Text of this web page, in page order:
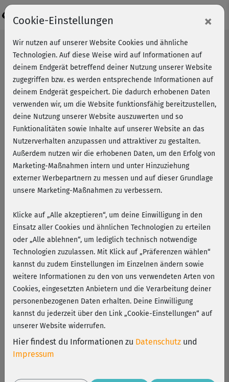
BBP intensiv + Cardio mit
Michaela Süßbauer
Ein Powerworkout für Powerfrauen: Michaela
Süßbauer präsentiert einen intensiven Mix aus
BBP-Kurs und Cardio-Training. Durchhalten lohnt –
für einen tollen Body, straffe Konturen, weniger
Fett & Gewicht und mehr Kondition!
Los geht's mit einem Cardio-Programm, das es in
sich hat. Viele Jumps und spritzige Bewegungen
Cookie-Einstellungen ×
Wir nutzen auf unserer Website Cookies und ähnliche
Technologien. Auf diese Weise wird auf Informationen auf
deinem Endgerät betreffend deiner Nutzung unserer Website
zugegriffen bzw. es werden entsprechende Informationen auf
deinem Endgerät gespeichert. Die dadurch erhobenen Daten
verwenden wir, um die Website funktionsfähig bereitzustellen,
deine Nutzung unserer Website auszuwerten und so
Funktionalitäten sowie Inhalte auf unserer Website an das
Nutzerverhalten anzupassen und attraktiver zu gestalten.
Außerdem nutzen wir die erhobenen Daten, um den Erfolg von
Marketing-Maßnahmen intern und unter Hinzuziehung
externer Werbepartnern zu messen und auf dieser Grundlage
unsere Marketing-Maßnahmen zu verbessern.
Klicke auf „Alle akzeptieren“, um deine Einwilligung in den
Einsatz aller Cookies und ähnlichen Technologien zu erteilen
oder „Alle ablehnen“, um lediglich technisch notwendige
Technologien zuzulassen. Mit Klick auf „Präferenzen wählen“
kannst du zudem Einstellungen im Einzelnen ändern sowie
weitere Informationen zu den von uns verwendeten Arten von
Cookies, eingesetzten Anbietern und die Verarbeitung deiner
personenbezogenen Daten erhalten. Deine Einwilligung
kannst du jederzeit über den Link „Cookie-Einstellungen“ auf
unserer Website widerrufen.
Hier findest du Informationen zu Datenschutz und
Impressum